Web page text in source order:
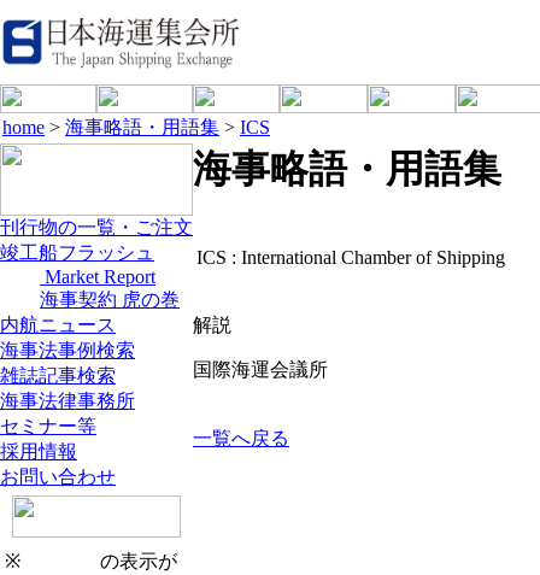
home > 海事略語・用語集 > ICS
刊行物の一覧・ご注文
竣工船フラッシュ
Market Report
海事契約 虎の巻
内航ニュース
海事法事例検索
雑誌記事検索
海事法律事務所
セミナー等
採用情報
お問い合わせ
※
の表示が
海事略語・用語集
ICS : International Chamber of Shipping
解説
国際海運会議所
一覧へ戻る